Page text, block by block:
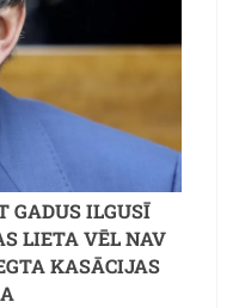
GADUS ILGUSĪ
LIETA VĒL NAV
KASĀCIJAS